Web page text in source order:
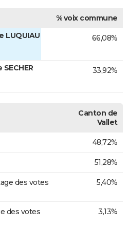
% voix commune
LUQUIAU
66,08%
33,92%
Canton de
Vallet
48,72%
51,28%
des votes
5,40%
des votes
3,13%